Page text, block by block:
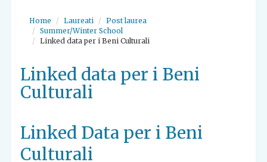
Home Laureati
Post laurea
Summer/Winter School
Linked data per i Beni Culturali
Linked data per i Beni
Culturali
Linked Data per i Beni
Culturali